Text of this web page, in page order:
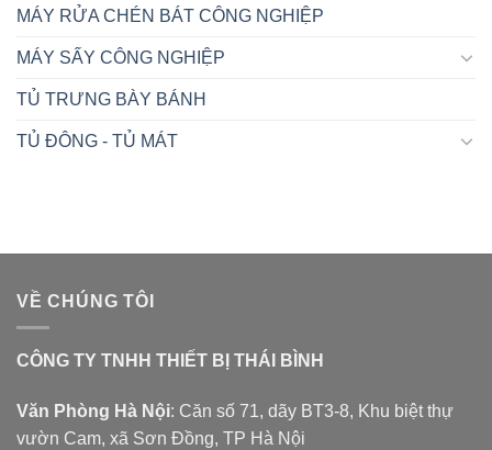
MÁY RỬA CHÉN BÁT CÔNG NGHIỆP
MÁY SẤY CÔNG NGHIỆP
TỦ TRƯNG BÀY BÁNH
TỦ ĐÔNG - TỦ MÁT
VỀ CHÚNG TÔI
CÔNG TY TNHH THIẾT BỊ THÁI BÌNH
Văn Phòng Hà Nội: Căn số 71, dãy BT3-8, Khu biệt thự
vườn Cam, xã Sơn Đồng, TP Hà Nội